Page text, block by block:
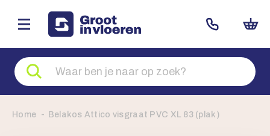
Zoeken
naar
producten
Home Belakos Attico visgraat PVC XL 83 (plak)